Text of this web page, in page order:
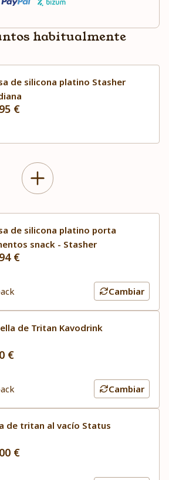
habitualmente
de silicona platino Stasher
€
de silicona platino porta
snack - Stasher
€
Cambiar
de Tritan Kavodrink
€
Cambiar
de tritan al vacío Status
€